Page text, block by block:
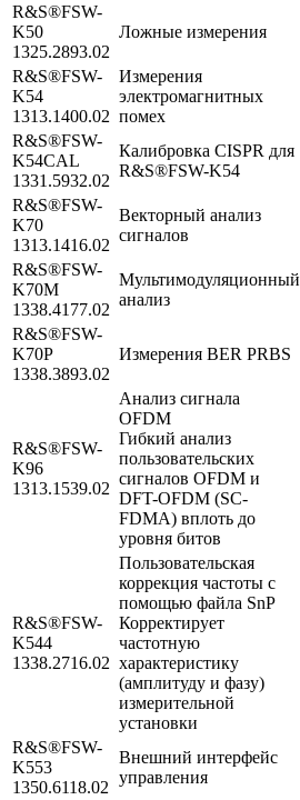
R&S®FSW-
K50
1325.2893.02
Ложные измерения
R&S®FSW-
K54
1313.1400.02
Измерения
электромагнитных
помех
R&S®FSW-
K54CAL
1331.5932.02
Калибровка CISPR для
R&S®FSW-K54
R&S®FSW-
K70
1313.1416.02
Векторный анализ
сигналов
R&S®FSW-
K70M
1338.4177.02
Мультимодуляционный
анализ
R&S®FSW-
K70P
1338.3893.02
Измерения BER PRBS
R&S®FSW-
K96
1313.1539.02
Анализ сигнала
OFDM
Гибкий анализ
пользовательских
сигналов OFDM и
DFT-OFDM (SC-
FDMA) вплоть до
уровня битов
R&S®FSW-
K544
1338.2716.02
Пользовательская
коррекция частоты с
помощью файла SnP
Корректирует
частотную
характеристику
(амплитуду и фазу)
измерительной
установки
R&S®FSW-
K553
1350.6118.02
Внешний интерфейс
управления